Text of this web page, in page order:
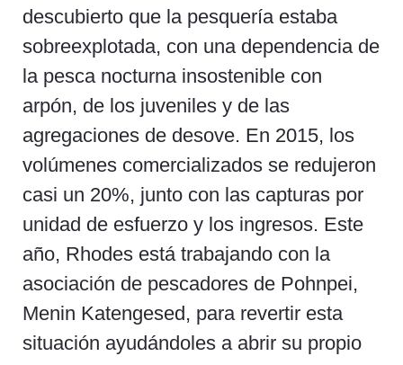
descubierto que la pesquería estaba
sobreexplotada, con una dependencia de
la pesca nocturna insostenible con
arpón, de los juveniles y de las
agregaciones de desove. En 2015, los
volúmenes comercializados se redujeron
casi un 20%, junto con las capturas por
unidad de esfuerzo y los ingresos. Este
año, Rhodes está trabajando con la
asociación de pescadores de Pohnpei,
Menin Katengesed, para revertir esta
situación ayudándoles a abrir su propio